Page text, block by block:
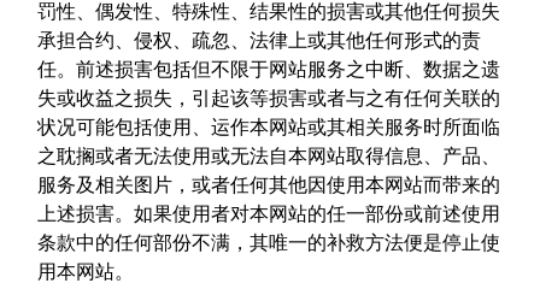
罚性、偶发性、特殊性、结果性的损害或其他任何损失
承担合约、侵权、疏忽、法律上或其他任何形式的责
任。前述损害包括但不限于网站服务之中断、数据之遗
失或收益之损失，引起该等损害或者与之有任何关联的
状况可能包括使用、运作本网站或其相关服务时所面临
之耽搁或者无法使用或无法自本网站取得信息、产品、
服务及相关图片，或者任何其他因使用本网站而带来的
上述损害。如果使用者对本网站的任一部份或前述使用
条款中的任何部份不满，其唯一的补救方法便是停止使
用本网站。